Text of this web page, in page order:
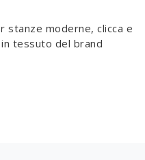
stanze moderne, clicca e
tessuto del brand